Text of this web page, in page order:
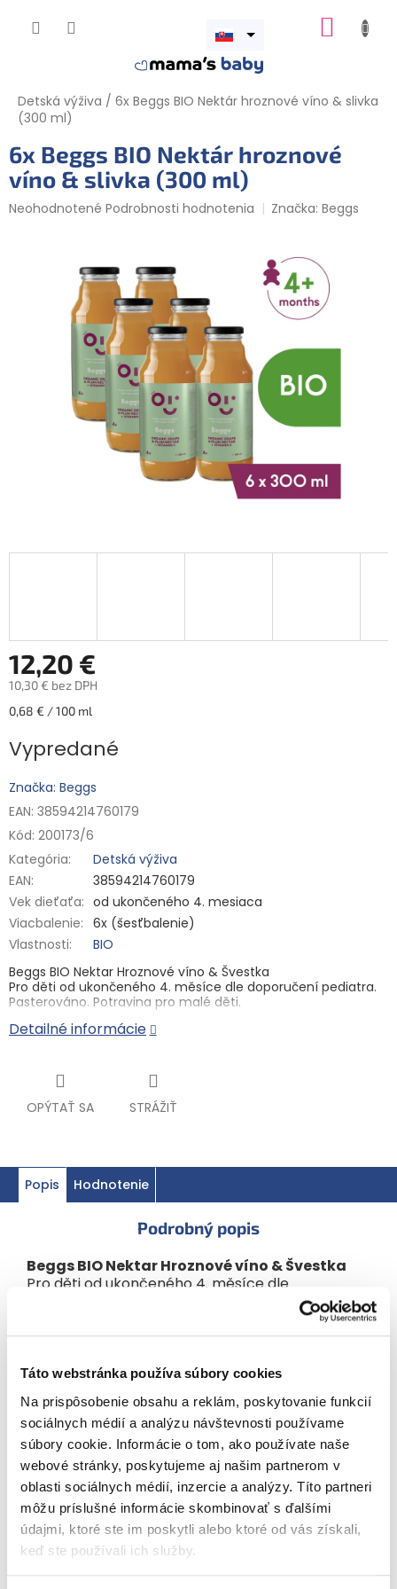
Táto webstránka používa súbory cookies
Na prispôsobenie obsahu a reklám, poskytovanie funkcií
sociálnych médií a analýzu návštevnosti používame
súbory cookie. Informácie o tom, ako používate naše
webové stránky, poskytujeme aj našim partnerom v
oblasti sociálnych médií, inzercie a analýzy. Títo partneri
môžu príslušné informácie skombinovať s ďalšími
údajmi, ktoré ste im poskytli alebo ktoré od vás získali,
keď ste používali ich služby.
Otvoriť
Detská výživa / 6x Beggs BIO Nektár hroznové víno & slivka
(300 ml)
6x Beggs BIO Nektár hroznové
víno & slivka (300 ml)
Priemerné
hviezdičiek.
Neohodnotené Podrobnosti hodnotenia Značka:Beggs
12,20 €
10,30 € bez DPH
Jednotková
0,68 € / 100 ml
Vypredané
Značka: Beggs
EAN: 38594214760179
Kód: 200173/6
Kategória:
Detská výživa
EAN:
38594214760179
Vek dieťaťa: od ukončeného 4. mesiaca
Viacbalenie: 6x (šesťbalenie)
Vlastnosti:
BIO
Beggs BIO Nektar Hroznové víno & Švestka
Pro děti od ukončeného 4. měsíce dle doporučení pediatra.
Pasterováno. Potravina pro malé děti.
Od ukončeného 4. měsíce můžete začít podávat první
každého malého miminka. Tento nektar obsahuje vitamín C,
který přispívá k normální funkci imunitního systému.
BIO Kvalita
Obsahuje vitamín C
Bez přidaných cukrů¹
Bio hroznová šťáva z koncentrátu
(47 %)
Bio švestkové pyré(41 %)
Voda(12 %)
Vitamín C
Výživové údaje na 100 ml:
Detailné informácie
OPÝTAŤ SA STRÁŽIŤ
Popis Hodnotenie
Podrobný popis
Beggs BIO Nektar Hroznové víno & Švestka
Pro děti od ukončeného 4. měsíce dle
doporučení pediatra. Pasterováno. Potravina pro
první příkrmy, a to i v podobě našich BIO nápojů
a nektarů. Beggs BIO Nektar hroznové víno &
švestka obohatí pitný režim každého malého
miminka. Tento nektar obsahuje vitamín C, který
přispívá k normální funkci imunitního systému.
BIO Kvalita
Podíl ovocné složky: nejméně 88 %
Od ukončeného 4. měsíce (dle doporučení
pediatra)